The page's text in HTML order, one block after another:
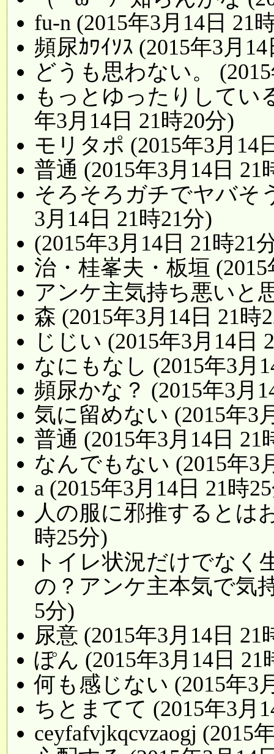
fu-n (2015年3月14日 21
頻尿ｶﾜｲｿｽ (2015年3月
どうも思わない。
もっとゆったりしてい
年3月14日 21時20分)
モリタポ (2015年3月14
普通 (2015年3月14日 21
そろそろガチでヤバそ
3月14日 21時21分)
(2015年3月14日 21時21
治・桂峯夫・板垣
アンケ主気持ち悪いと
森 (2015年3月14日 21時
じじい (2015年3月14日
なにもなし (2015年3月
頻尿かな？ (2015年3月
気に留めない (2015年3
普通 (2015年3月14日 21
なんでもない (2015年3
a (2015年3月14日 21時
人の服に邪推するとは
時25分)
トイレ状況だけでなく
の？アンケ主本気で気
5分)
尿意 (2015年3月14日 21
ぽん (2015年3月14日 21
何も感じない (2015年3
ちとまてて (2015年3月
ceyfafvjkqcvzaogj (2015